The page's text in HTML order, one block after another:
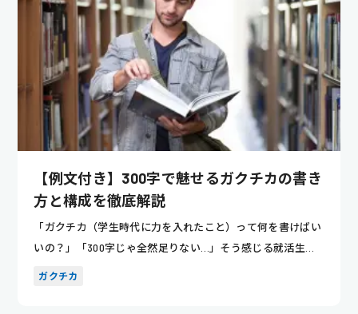
【例文付き】300字で魅せるガクチカの書き
方と構成を徹底解説
「ガクチカ（学生時代に力を入れたこと）って何を書けばい
いの？」「300字じゃ全然足りない…」そう感じる就活生は
多いのでは...
ガクチカ